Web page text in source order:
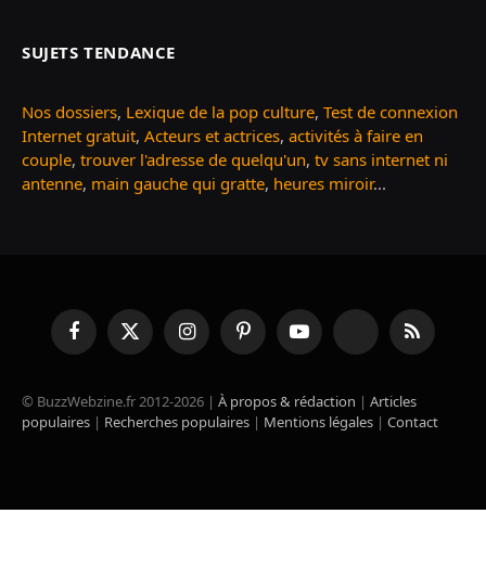
SUJETS TENDANCE
Nos dossiers, Lexique de la pop culture, Test de connexion
Internet gratuit, Acteurs et actrices, activités à faire en
couple, trouver l'adresse de quelqu'un, tv sans internet ni
antenne, main gauche qui gratte, heures miroir...
FacebookX
(Twitter)
InstagramPinterestYouTube TikTok RSS
© BuzzWebzine.fr 2012-2026 | À propos & rédaction | Articles
populaires | Recherches populaires | Mentions légales | Contact